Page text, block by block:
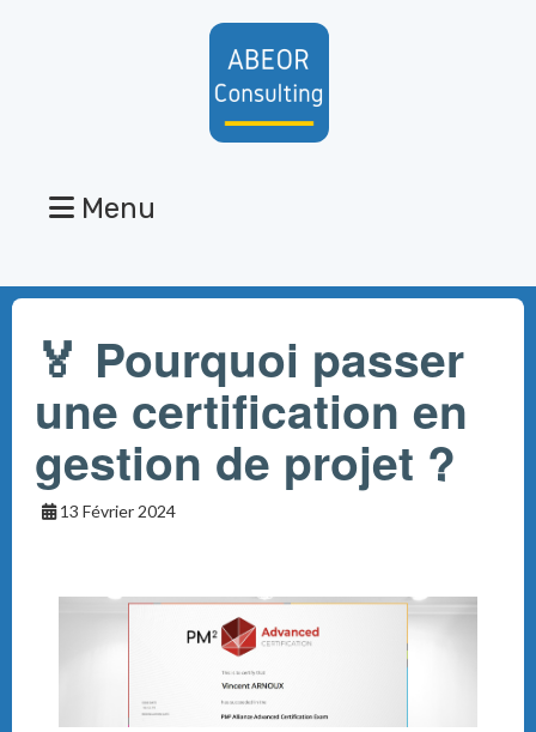
Menu
🏅 Pourquoi passer
une certification en
gestion de projet ?
13 Février 2024